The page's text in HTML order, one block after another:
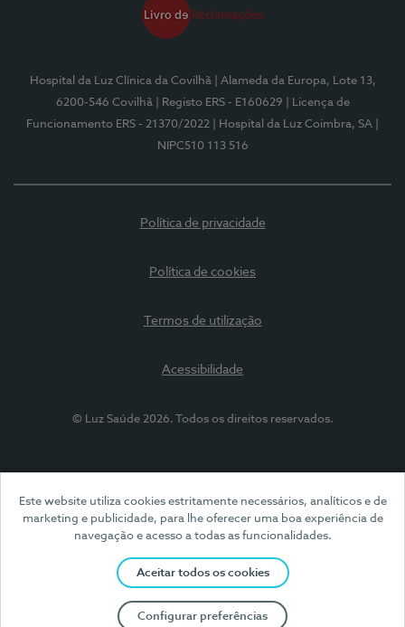
Este website utiliza cookies estritamente necessários, analíticos e de
marketing e publicidade, para lhe oferecer uma boa experiência de
navegação e acesso a todas as funcionalidades.
Aceitar todos os cookies
Configurar preferências
Hospital da Luz Clínica da Covilhã
| Alameda da Europa, Lote 13,
6200-546 Covilhã
| Registo ERS - E160629
| Licença de
Funcionamento ERS - 21370/2022
| Hospital da Luz Coimbra, SA
NIPC510 113 516
Política de privacidade
Política de cookies
Termos de utilização
Acessibilidade
© Luz Saúde 2026. Todos os direitos reservados.